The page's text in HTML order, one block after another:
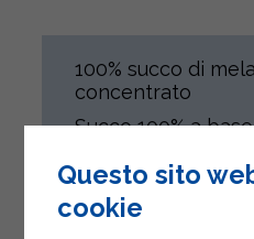
100% succo di
concentrato
Succo 100% a
trattamento
confezionato in
Questo sito
cookie